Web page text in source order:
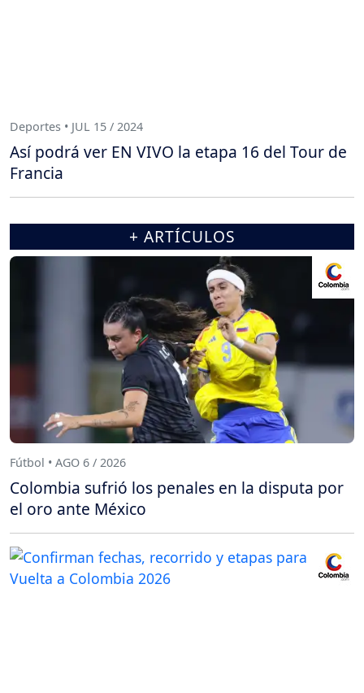
Deportes • JUL 15 / 2024
Así podrá ver EN VIVO la etapa 16 del Tour de
Francia
+ ARTÍCULOS
Fútbol • AGO 6 / 2026
Colombia sufrió los penales en la disputa por
el oro ante México